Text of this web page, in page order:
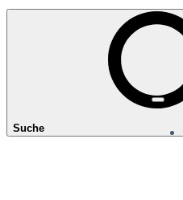
Suche
Das könnte Sie
Grundschule Planitzing